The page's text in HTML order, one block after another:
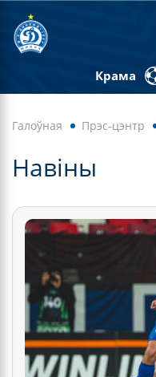
Крама
Галоўная Прэс-цэнтр
Навiны